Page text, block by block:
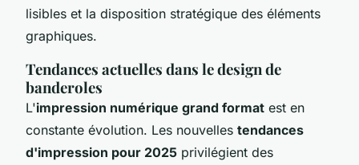
lisibles et la disposition stratégique des éléments
graphiques.
Tendances actuelles dans le design de
banderoles
L'impression numérique grand format est en
constante évolution. Les nouvelles tendances
d'impression pour 2025 privilégient des